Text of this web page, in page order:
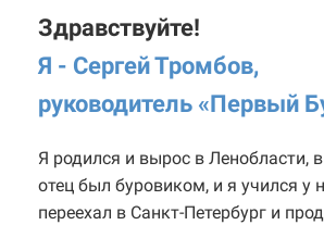
Здравствуйте!
Я - Сергей Тромбов,
руководитель «Первый
Я родился и вырос в Ленобласти,
отец был буровиком, и я учился у
переехал в Санкт-Петербург и